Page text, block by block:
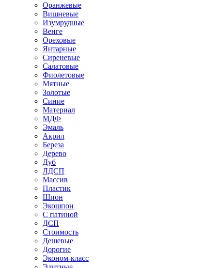
Оранжевые
Вишневые
Изумрудные
Венге
Ореховые
Янтарные
Сиреневые
Салатовые
Фиолетовые
Мятные
Золотые
Синие
Материал
МДФ
Эмаль
Акрил
Береза
Дерево
Дуб
ЛДСП
Массив
Пластик
Шпон
Экошпон
С патиной
ДСП
Стоимость
Дешевые
Дорогие
Эконом-класс